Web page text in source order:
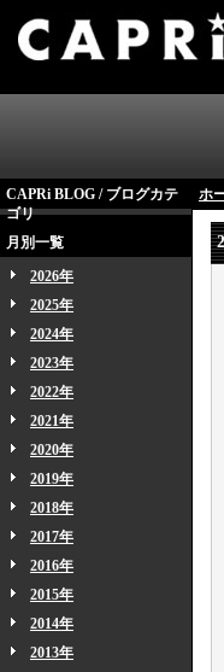
CAPRi BLOG / ブログカテ
ゴリ
月別一覧
2026年
2025年
2024年
2023年
2022年
2021年
2020年
2019年
2018年
2017年
2016年
2015年
2014年
2013年
ホ